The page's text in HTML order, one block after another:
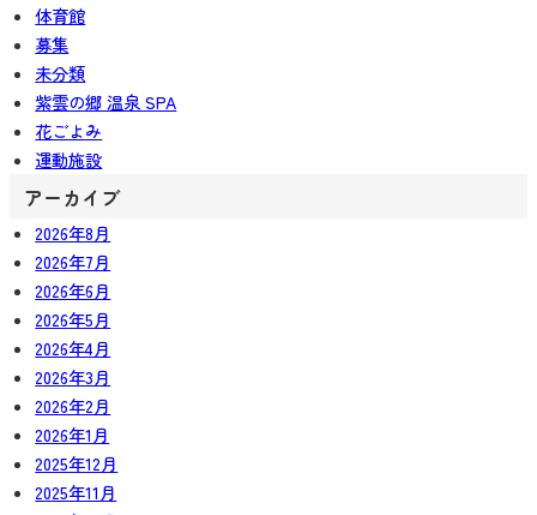
体育館
募集
未分類
紫雲の郷 温泉 SPA
花ごよみ
運動施設
アーカイブ
2026年8月
2026年7月
2026年6月
2026年5月
2026年4月
2026年3月
2026年2月
2026年1月
2025年12月
2025年11月